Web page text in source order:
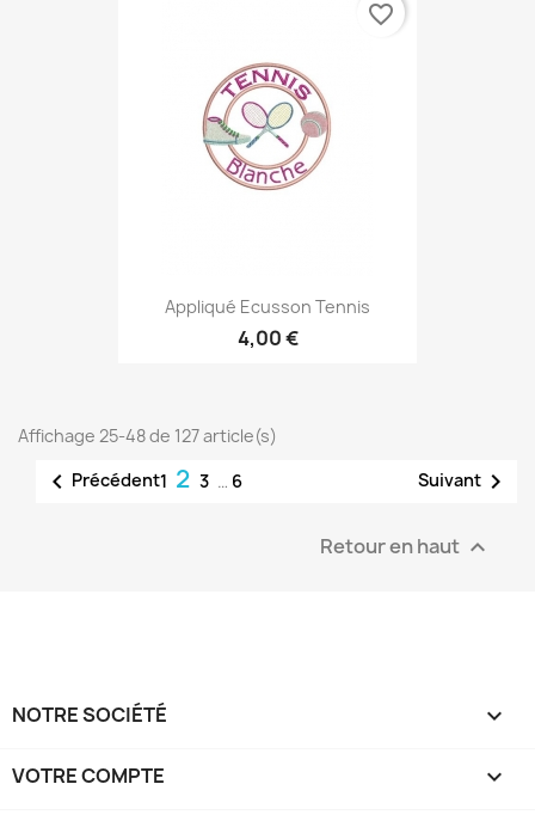
Appliqué Ecusson Tennis
4,00 €
favorite_border
Affichage 25-48 de 127 article(s)
 Précédent1 2 3 … 6 Suivant 
Retour en haut 
NOTRE SOCIÉTÉ 
VOTRE COMPTE 